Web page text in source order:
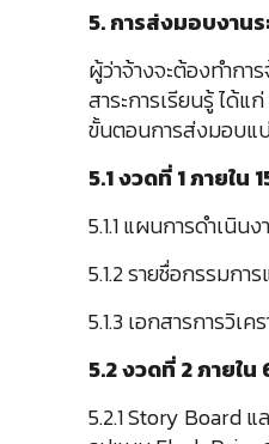
5. การส่งมอบงานร
ผู้ว่าจ้างจะต้องทำก
สาระการเรียนรู้ ได้
ขั้นตอนการส่งมอบ
5.1งวดที่1 ภายใน
5.1.1 แผนการดำเนิ
5.1.2 รายชื่อกรรมกา
5.1.3 เอกสารการวิ
5.2 งวดที่ 2 ภายใ
5.2.1 Story Board